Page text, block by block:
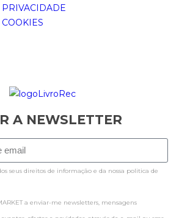
A NEWSLETTER
seus direitos de informação e da nossa politica de
a enviar-me newsletters, mensagens